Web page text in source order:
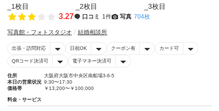
3.27 口コミ 1件 写真 704枚
写真館・フォトスタジオ 結婚相談所
出張・訪問対応 日祝OK クーポン有 カード可
QRコード決済可 電子マネー決済可
住所
大阪府大阪市中央区南船場3-6-5
本日の営業状況 9:30〜17:30
価格帯
￥13,200〜￥100,000
料金・サービス